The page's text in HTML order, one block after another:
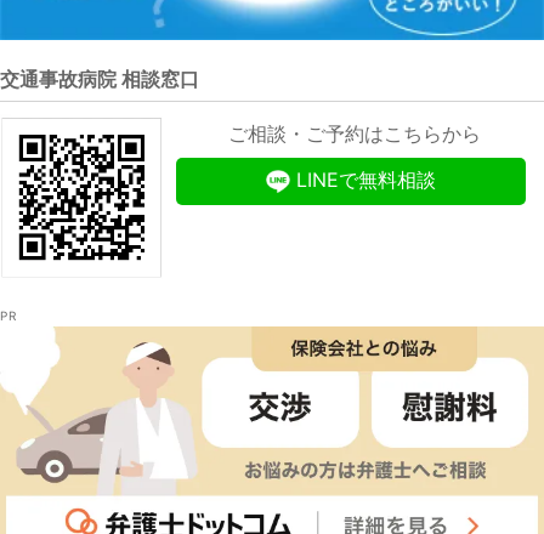
交通事故病院 相談窓口
ご相談・ご予約はこちらから
LINEで無料相談